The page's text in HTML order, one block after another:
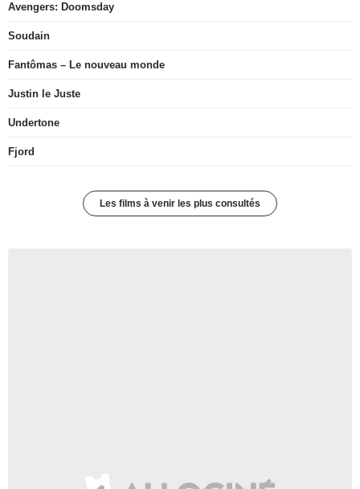
Avengers: Doomsday
Soudain
Fantômas – Le nouveau monde
Justin le Juste
Undertone
Fjord
Les films à venir les plus consultés